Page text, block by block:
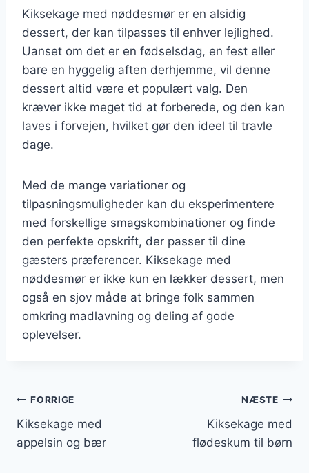
Kiksekage med nøddesmør er en alsidig
dessert, der kan tilpasses til enhver lejlighed.
Uanset om det er en fødselsdag, en fest eller
bare en hyggelig aften derhjemme, vil denne
dessert altid være et populært valg. Den
kræver ikke meget tid at forberede, og den kan
laves i forvejen, hvilket gør den ideel til travle
dage.
Med de mange variationer og
tilpasningsmuligheder kan du eksperimentere
med forskellige smagskombinationer og finde
den perfekte opskrift, der passer til dine
gæsters præferencer. Kiksekage med
nøddesmør er ikke kun en lækker dessert, men
også en sjov måde at bringe folk sammen
omkring madlavning og deling af gode
oplevelser.
Indlægsnavigation
FORRIGE
Kiksekage med
appelsin og bær
NÆSTE
Kiksekage med
flødeskum til børn